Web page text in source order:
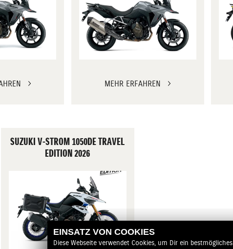
MEHR ERFAHREN
SUZUKI V-STROM 1050DE TRAVEL
EDITION 2026
EINSATZ VON COOKIES
Diese Webseite verwendet Cookies, um Dir ein